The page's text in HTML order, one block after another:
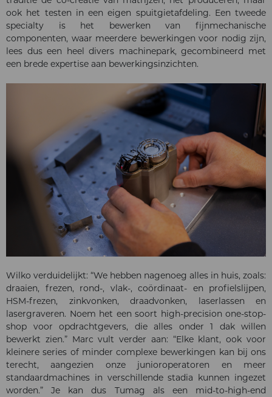
ook het testen in een eigen spuitgietafdeling. Een tweede
specialty is het bewerken van fijnmechanische
componenten, waar meerdere bewerkingen voor nodig zijn,
lees dus een heel divers machinepark, gecombineerd met
een brede expertise aan bewerkingsinzichten.
Wilko verduidelijkt: “We hebben nagenoeg alles in huis, zoals:
draaien, frezen, rond-, vlak-, coördinaat- en profielslijpen,
HSM-frezen, zinkvonken, draadvonken, laserlassen en
lasergraveren. Noem het een soort high-precision one-stop-
shop voor opdrachtgevers, die alles onder 1 dak willen
bewerkt zien.” Marc vult verder aan: “Elke klant, ook voor
kleinere series of minder complexe bewerkingen kan bij ons
terecht, aangezien onze junioroperatoren en meer
standaardmachines in verschillende stadia kunnen ingezet
worden.” Je kan dus Tumag als een mid-to-high-end